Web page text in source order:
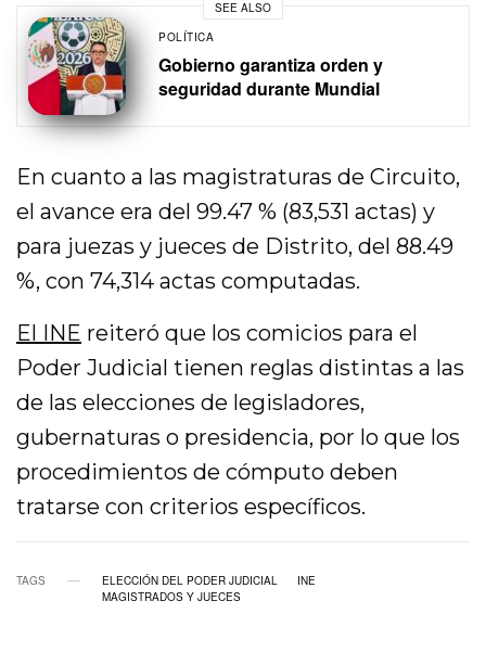
SEE ALSO
POLÍTICA
Gobierno garantiza orden y
seguridad durante Mundial
En cuanto a las magistraturas de Circuito,
el avance era del 99.47 % (83,531 actas) y
para juezas y jueces de Distrito, del 88.49
%, con 74,314 actas computadas.
El INE reiteró que los comicios para el
Poder Judicial tienen reglas distintas a las
de las elecciones de legisladores,
gubernaturas o presidencia, por lo que los
procedimientos de cómputo deben
tratarse con criterios específicos.
TAGS ELECCIÓN DEL PODER JUDICIAL
INE
MAGISTRADOS Y JUECES